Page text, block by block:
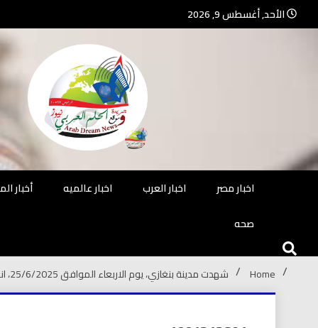
الأحد, أغسطس 9, 2026
جريدة مستقلة – صحافة تضيئ لك
اخبار مصر
اخبار العرب اخبار عالميه
أخبار
صحه
Home شهدت مدينة بنغازي، يوم الاربعاء الموافق 25/6/2025، انعقاد المؤتمر التعريفي لملتقى رائدات ليبيا،